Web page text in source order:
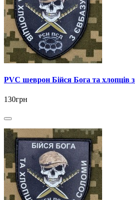
PVC шеврон Бійся Бога та хлопців
130грн